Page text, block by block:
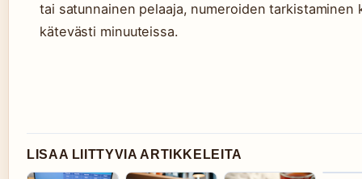
tai satunnainen pelaaja, numeroiden tarkistaminen
kätevästi minuuteissa.
LISAA LIITTYVIA ARTIKKELEITA